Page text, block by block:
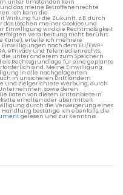
unter Umständen kein
das meine Betroffenenrechte
Ich kann die
für die Zukunft, z.B. durch
Löschen meiner Cookies und
Einwilligung wird die Rechtmäßigkeit
Verarbeitung nicht berührt.
Karte), erteile ich mehrere
nach dem EU/EWR-
ePrivacy und Telemedienrechts,
unter anderem zum Speichern
Rechtsgrundlage für eine geplante
sind. Meine Einwilligung
in alle nachgelagerten
in unsicheren Drittländern
und zielgerichtete Werbung, durch
sowie deren
Daten von diesen Drittanbietern
erhalten oder übermittelt
durch die Verweigerung eines
bestätige ich ebenfalls, die
gelesen und zur Kenntnis